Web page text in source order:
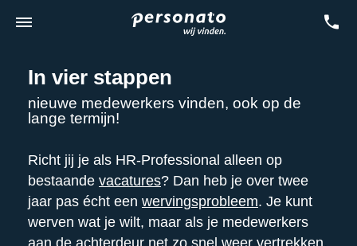
In vier stappen
nieuwe medewerkers vinden, ook op de
lange termijn!
Richt jij je als HR-Professional alleen op
bestaande vacatures? Dan heb je over twee
jaar pas écht een wervingsprobleem. Je kunt
werven wat je wilt, maar als je medewerkers
aan de achterdeur net zo snel weer vertrekken,